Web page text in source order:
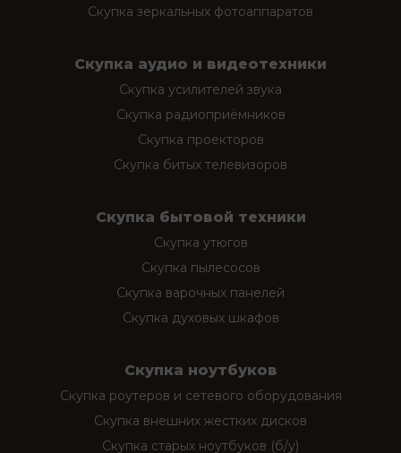
Скупка зеркальных фотоаппаратов
Скупка аудио и видеотехники
Скупка усилителей звука
Скупка радиоприёмников
Скупка проекторов
Скупка битых телевизоров
Скупка бытовой техники
Скупка утюгов
Скупка пылесосов
Скупка варочных панелей
Скупка духовых шкафов
Скупка ноутбуков
Скупка роутеров и сетевого оборудования
Скупка внешних жестких дисков
Скупка старых ноутбуков (б/у)